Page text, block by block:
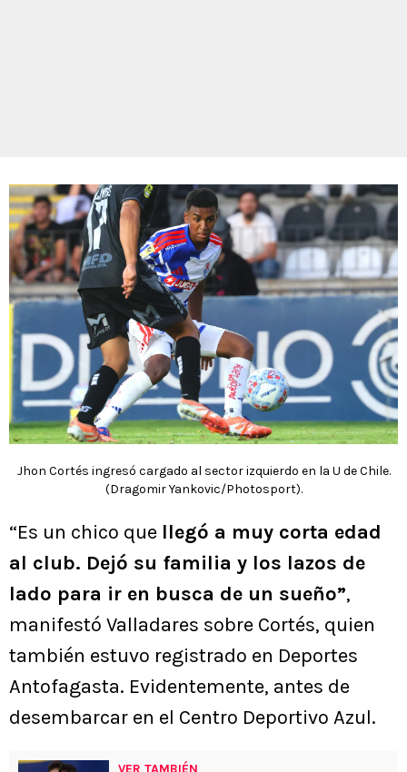
Jhon Cortés ingresó cargado al sector izquierdo en la U de Chile.
(Dragomir Yankovic/Photosport).
“Es un chico que llegó a muy corta edad
al club. Dejó su familia y los lazos de
lado para ir en busca de un sueño”,
manifestó Valladares sobre Cortés, quien
también estuvo registrado en Deportes
Antofagasta. Evidentemente, antes de
desembarcar en el Centro Deportivo Azul.
VER TAMBIÉN